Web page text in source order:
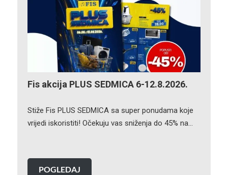
Fis akcija PLUS SEDMICA 6-12.8.2026.
Stiže Fis PLUS SEDMICA sa super ponudama koje
vrijedi iskoristiti! Očekuju vas sniženja do 45% na…
POGLEDAJ